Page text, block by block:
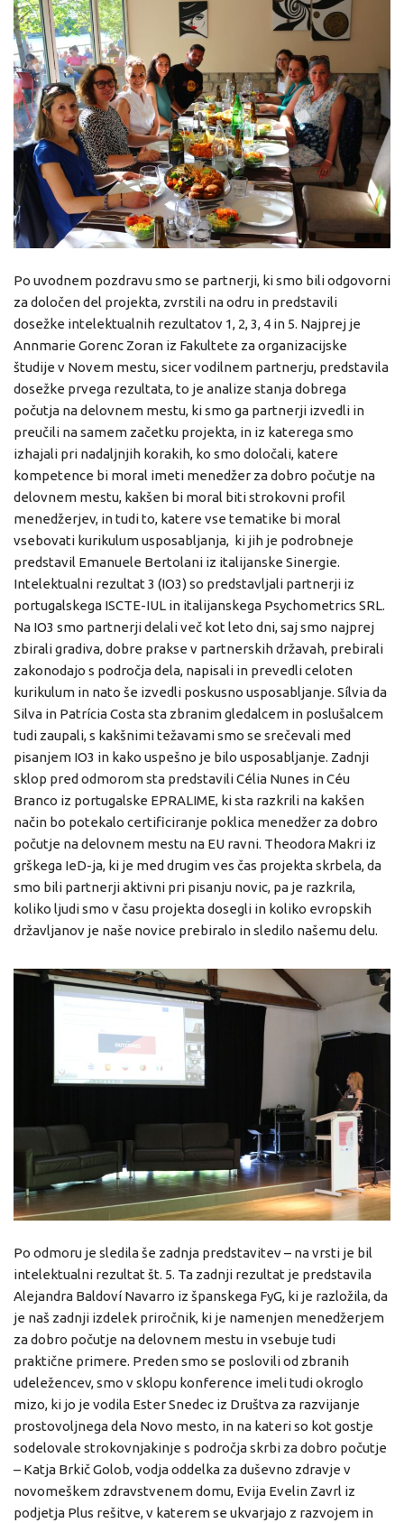
Po uvodnem pozdravu smo se partnerji, ki smo bili odgovorni
za določen del projekta, zvrstili na odru in predstavili
dosežke intelektualnih rezultatov 1, 2, 3, 4 in 5. Najprej je
Annmarie Gorenc Zoran iz Fakultete za organizacijske
študije v Novem mestu, sicer vodilnem partnerju, predstavila
dosežke prvega rezultata, to je analize stanja dobrega
počutja na delovnem mestu, ki smo ga partnerji izvedli in
preučili na samem začetku projekta, in iz katerega smo
izhajali pri nadaljnjih korakih, ko smo določali, katere
kompetence bi moral imeti menedžer za dobro počutje na
delovnem mestu, kakšen bi moral biti strokovni profil
menedžerjev, in tudi to, katere vse tematike bi moral
vsebovati kurikulum usposabljanja, ki jih je podrobneje
predstavil Emanuele Bertolani iz italijanske Sinergie.
Intelektualni rezultat 3 (IO3) so predstavljali partnerji iz
portugalskega ISCTE-IUL in italijanskega Psychometrics SRL.
Na IO3 smo partnerji delali več kot leto dni, saj smo najprej
zbirali gradiva, dobre prakse v partnerskih državah, prebirali
zakonodajo s področja dela, napisali in prevedli celoten
kurikulum in nato še izvedli poskusno usposabljanje. Sílvia da
Silva in Patrícia Costa sta zbranim gledalcem in poslušalcem
tudi zaupali, s kakšnimi težavami smo se srečevali med
pisanjem IO3 in kako uspešno je bilo usposabljanje. Zadnji
sklop pred odmorom sta predstavili Célia Nunes in Céu
Branco iz portugalske EPRALIME, ki sta razkrili na kakšen
način bo potekalo certificiranje poklica menedžer za dobro
počutje na delovnem mestu na EU ravni. Theodora Makri iz
grškega IeD-ja, ki je med drugim ves čas projekta skrbela, da
smo bili partnerji aktivni pri pisanju novic, pa je razkrila,
koliko ljudi smo v času projekta dosegli in koliko evropskih
državljanov je naše novice prebiralo in sledilo našemu delu.
Po odmoru je sledila še zadnja predstavitev – na vrsti je bil
intelektualni rezultat št. 5. Ta zadnji rezultat je predstavila
Alejandra Baldoví Navarro iz španskega FyG, ki je razložila, da
je naš zadnji izdelek priročnik, ki je namenjen menedžerjem
za dobro počutje na delovnem mestu in vsebuje tudi
praktične primere. Preden smo se poslovili od zbranih
udeležencev, smo v sklopu konference imeli tudi okroglo
mizo, ki jo je vodila Ester Snedec iz Društva za razvijanje
prostovoljnega dela Novo mesto, in na kateri so kot gostje
sodelovale strokovnjakinje s področja skrbi za dobro počutje
– Katja Brkič Golob, vodja oddelka za duševno zdravje v
novomeškem zdravstvenem domu, Evija Evelin Zavrl iz
podjetja Plus rešitve, v katerem se ukvarjajo z razvojem in